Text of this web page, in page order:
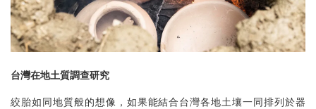
台灣在地土質調查研究
絞胎如同地質般的想像，如果能結合台灣各地土壤一同排列於器